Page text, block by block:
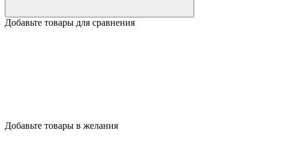
Добавьте товары для сравнения
Добавьте товары в желания